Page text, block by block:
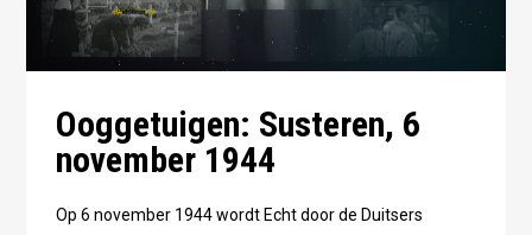
Ooggetuigen: Susteren, 6
november 1944
Op 6 november 1944 wordt Echt door de Duitsers